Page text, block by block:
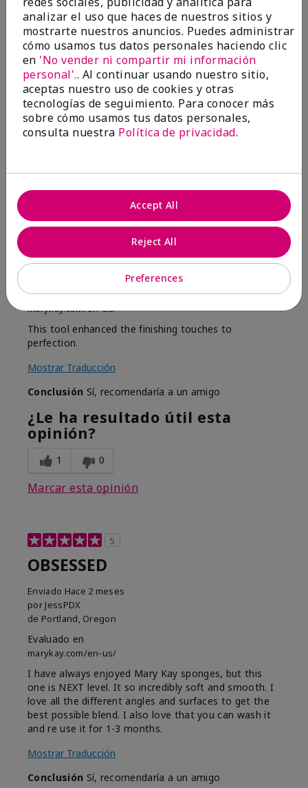
1 estrella
0
Evaluado por 2 clientes
MK completion sponge
porShirley "Girl"
Evaluado en
marykay.com/en-us/
This tool enhanced the finishing touches to
perfection.
Mostrar Traducción
Conclusión Sí, recomendaría a un amigo
¿Le ha resultado útil esta
opinión?
1 0
Marcar esta opinión
5
OBSESSED
Enviado Hace 2 meses
por JessPDX
de Portland, Oregon
Evaluado en
marykay.com/en-us/
I have always enjoyed Mary Kay sponges, but this
one is NEXT level. It so incredibly soft and smooth. I
love all the different angles and surfaces to get the
best possible blend. I also love that you can wash it
and re use it for 1-3 months.
Mostrar Traducción
Conclusión Sí, recomendaría a un amigo
analizar el uso que haces de nuestros sitios y
mostrarte nuestros anuncios. Puedes administrar
cómo usamos tus datos personales haciendo clic
en 'No vender ni compartir mi información
personal'.. Al continuar usando nuestro sitio,
aceptas nuestro uso de cookies y otras
tecnologías de seguimiento. Para conocer más
sobre cómo usamos tus datos personales,
consulta nuestra Política de privacidad.
Preferences
Reject All
Accept All